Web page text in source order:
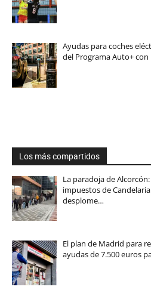
Ayudas para coches
del Programa Auto+ con
Los más compartidos
La paradoja de
impuestos de
desplome…
El plan de Madrid para
ayudas de 7.500 euros